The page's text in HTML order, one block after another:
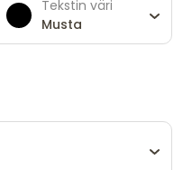
Tekstin väri
Musta